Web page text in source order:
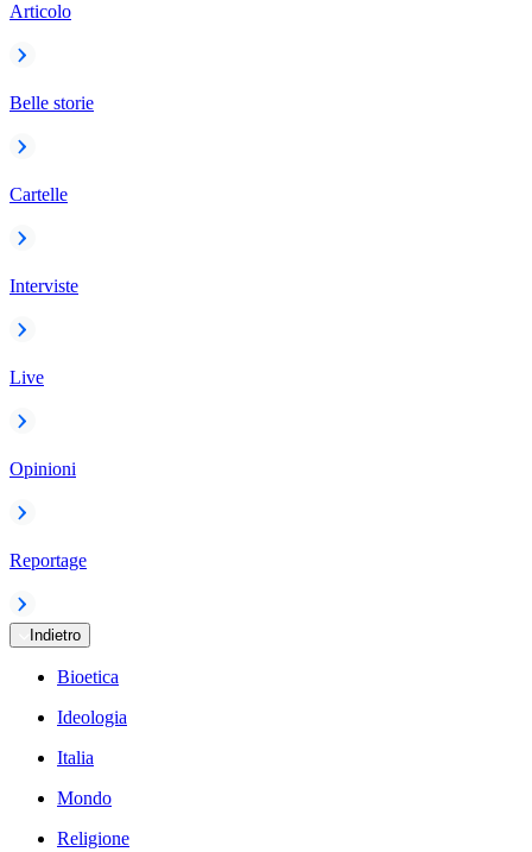
Articolo
Belle storie
Cartelle
Interviste
Live
Opinioni
Reportage
Indietro
Bioetica
Ideologia
Italia
Mondo
Religione